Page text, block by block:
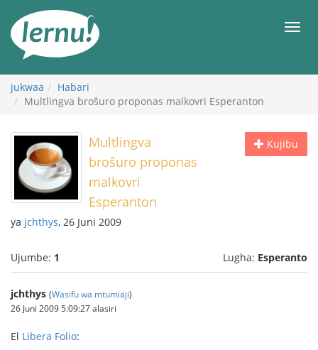
maudhui
jukwaa
Habari
Multlingva broŝuro proponas malkovri Esperanton
Kujibu
Multlingva
broŝuro proponas
malkovri
Esperanton
ya jchthys, 26 Juni 2009
Ujumbe: 1 Lugha: Esperanto
jchthys (Wasifu wa mtumiaji)
26 Juni 2009 5:09:27 alasiri
El Libera Folio: